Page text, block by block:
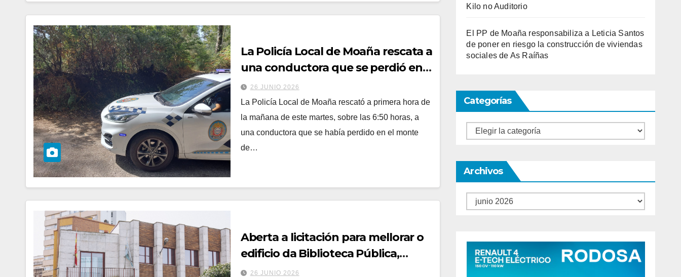
La Policía Local de Moaña rescata a
una conductora que se perdió en
el monte de Meira por seguir el
GPS
26 JUNIO 2026
La Policía Local de Moaña rescató a primera hora de
la mañana de este martes, sobre las 6:50 horas, a
una conductora que se había perdido en el monte
de…
Aberta a licitación para mellorar o
edificio da Biblioteca Pública,
cunha inversión de máis de 152.000
26 JUNIO 2026
Kilo no Auditorio
El PP de Moaña responsabiliza a Leticia Santos
de poner en riesgo la construcción de viviendas
sociales de As Raíñas
Categorías
Categorías
Archivos
Archivos